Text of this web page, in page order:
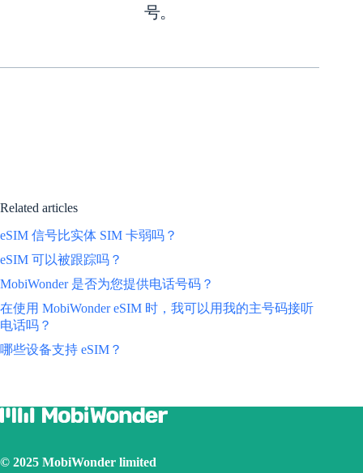
号。
Related articles
eSIM 信号比实体 SIM 卡弱吗？
eSIM 可以被跟踪吗？
MobiWonder 是否为您提供电话号码？
在使用 MobiWonder eSIM 时，我可以用我的主号码接听
电话吗？
哪些设备支持 eSIM？
© 2025 MobiWonder limited